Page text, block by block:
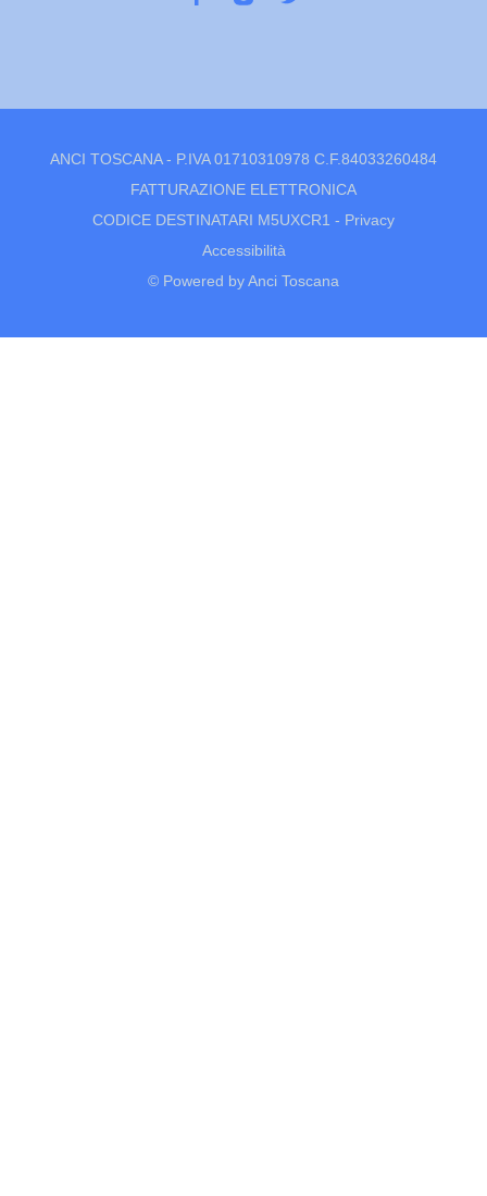
ANCI TOSCANA - P.IVA 01710310978 C.F.84033260484
FATTURAZIONE ELETTRONICA
CODICE DESTINATARI M5UXCR1 - Privacy
Accessibilità
© Powered by Anci Toscana